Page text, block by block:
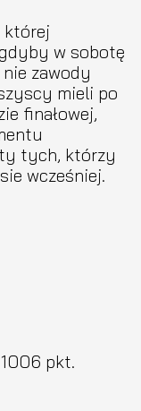
której
w sobotę
zawody
mieli po
finałowej,
tych, którzy
wcześniej.
pkt.